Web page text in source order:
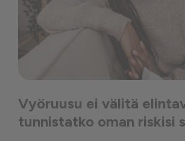
Vyöruusu ei välitä
tunnistatko oman riskisi